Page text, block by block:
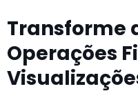
Transforme
Operações